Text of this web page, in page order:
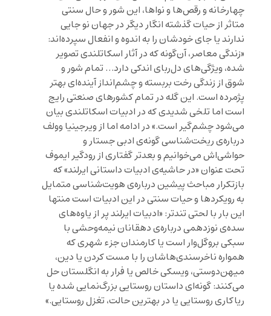
چهارخانه و رقص‌ها و نواها، این شور و حال سنتی
متاثر از حیات گذشته انگار دیگر در جهان نو جایی
ندارند یا جای خودشان را به اندوه و انفعال سپرده‌اند:
«زندگی معاصر، آن‌گونه که در آثار اسکاتلندی تصویر
شده، ویژگی‌های دل‌ربای اندکی دارد… تمام شور و
شوق از زندگی رخت بربسته و چشم‌انداز آینده‌ای بهتر
پژمرده است. این گله در تمام کشورهای صنعتی رایج
است اما تلخی شدیدی که در ادبیات اسکاتلندی بیان
می‌شود چشم‌گیر است.» در ادامه اما از ویرجینیا وولف
درباره‌ی ریخت‌شناسی گونه‌ی ادبی جستار و
حواشی‌اش می‌خوانیم و بعدتر گفتاری از رودگیر ایموف
تحت عنوان «در حاشیه‌ی ادبیات داستانی ایرلند» که
بازتکرار مباحث پیشین درباره‌ی هویت‌شناسی متمایل
به رویکردها و حیات سنتی در این ادبیات است منتها
این بار با لحتی تندتر: «ادبیات ایرلند پر از یاوه‌های
سده‌ی نوزدهمی درباره‌ی دهقانان نیمه‌وحشی با
سبکی بروگل‌وار است یا کارمندان جزء شهری که
همواره ناخرسندی‌هاشان را با مست کردن یا دین،
میهن‌دوستی، ویسکی خالص یا فرار به انگلستان حل
می‌کنند: گونه‌ای داستان روستایی بزرگ‌نمایی شده یا
ریاکاری روستایی یا در بهترین حالت، تغزل روستایی.»